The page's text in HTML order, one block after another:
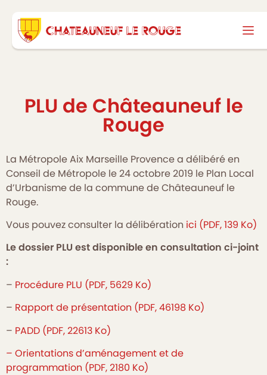
PLU de Châteauneuf le
Rouge
La Métropole Aix Marseille Provence a délibéré en
Conseil de Métropole le 24 octobre 2019 le Plan Local
d’Urbanisme de la commune de Châteauneuf le
Rouge.
Vous pouvez consulter la délibération ici (PDF, 139 Ko)
Le dossier PLU est disponible en consultation ci-joint
:
– Procédure PLU (PDF, 5629 Ko)
– Rapport de présentation (PDF, 46198 Ko)
– PADD (PDF, 22613 Ko)
– Orientations d’aménagement et de
programmation (PDF, 2180 Ko)